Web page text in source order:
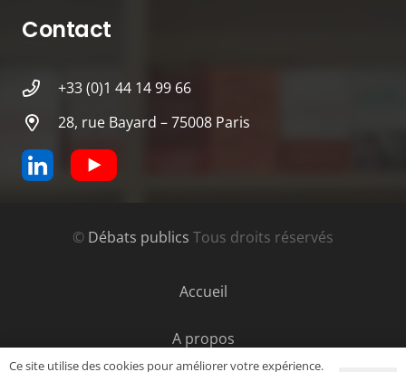
Contact
+33 (0)1 44 14 99 66
28, rue Bayard – 75008 Paris
© Débats publics Tous droits réservés
Accueil
A propos
Ce site utilise des cookies pour améliorer votre expérience.